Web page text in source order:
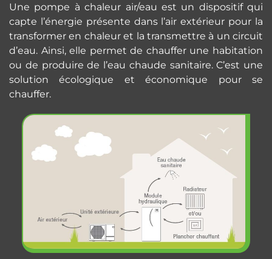
Une pompe à chaleur air/eau est un dispositif qui
capte l’énergie présente dans l’air extérieur pour la
transformer en chaleur et la transmettre à un circuit
d’eau. Ainsi, elle permet de chauffer une habitation
ou de produire de l’eau chaude sanitaire. C’est une
solution écologique et économique pour se
chauffer.